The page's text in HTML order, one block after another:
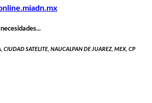
SATELITE, NAUCALPAN DE JUAREZ, MEX, CP